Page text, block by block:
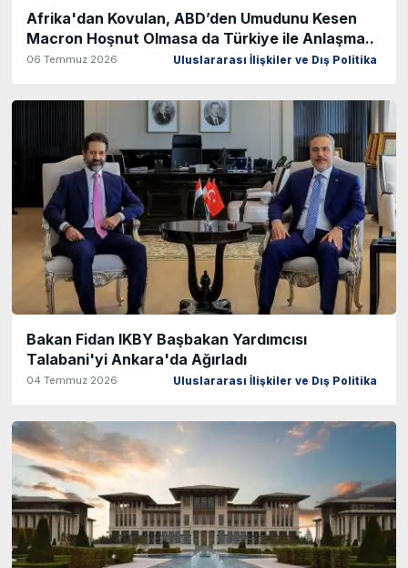
Afrika'dan Kovulan, ABD’den Umudunu Kesen
Macron Hoşnut Olmasa da Türkiye ile Anlaşma..
06 Temmuz 2026 Uluslararası İlişkiler ve Dış Politika
Bakan Fidan IKBY Başbakan Yardımcısı
Talabani'yi Ankara'da Ağırladı
04 Temmuz 2026 Uluslararası İlişkiler ve Dış Politika